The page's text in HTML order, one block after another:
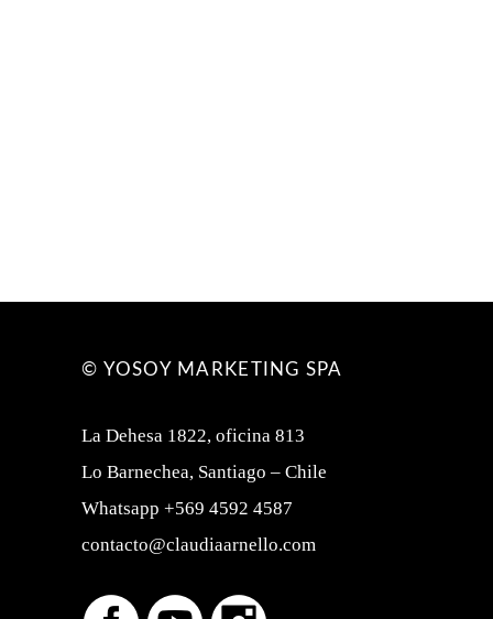
© YOSOY MARKETING SPA
La Dehesa 1822, oficina 813
Lo Barnechea, Santiago – Chile
Whatsapp +569 4592 4587
contacto@claudiaarnello.com